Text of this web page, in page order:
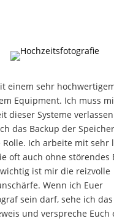
einem sehr
Equipment. Ich muss
dieser Systeme
das Backup der
Ich arbeite mit sehr
oft auch ohne störendes
ist mir die reizvolle
Wenn ich Euer
sein darf, sehe ich
und verspreche Euch